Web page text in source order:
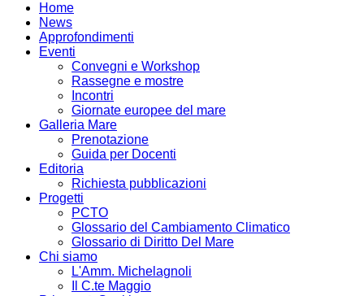
Home
News
Approfondimenti
Eventi
Convegni e Workshop
Rassegne e mostre
Incontri
Giornate europee del mare
Galleria Mare
Prenotazione
Guida per Docenti
Editoria
Richiesta pubblicazioni
Progetti
PCTO
Glossario del Cambiamento Climatico
Glossario di Diritto Del Mare
Chi siamo
L'Amm. Michelagnoli
Il C.te Maggio